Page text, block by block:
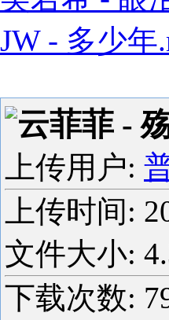
JW - 多少年
云菲菲 -
上传用户:
上传时间:
文件大小:
下载次数: